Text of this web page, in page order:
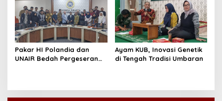
Pakar HI Polandia dan
UNAIR Bedah Pergeseran
Ayam KUB, Inovasi Genetik
di Tengah Tradisi Umbaran